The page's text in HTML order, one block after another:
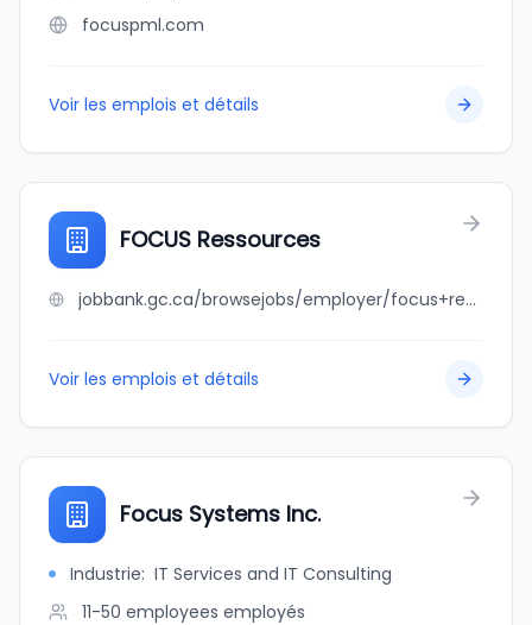
focuspml.com
Voir les emplois et détails
FOCUS Ressources
jobbank.gc.ca/browsejobs/employer/focus+ressources/ca
Voir les emplois et détails
Focus Systems Inc.
Industrie: IT Services and IT Consulting
11-50 employees employés